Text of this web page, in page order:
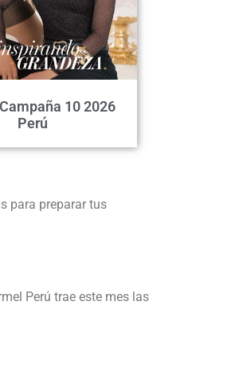
10 2026
Perú
para preparar tus
Perú trae este mes las